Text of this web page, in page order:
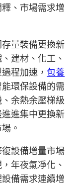
、市場需求增
量裝備更換新
建材、化工、
程加速， 包養
環保設備的需
余熱余壓梯級
進集中更換新
。
設備增量市場
年夜氣凈化、
備需求連續增